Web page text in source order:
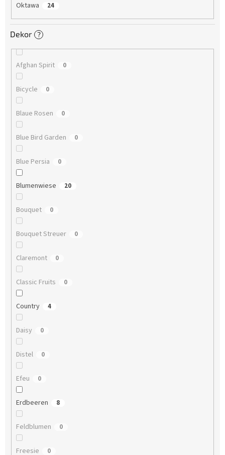
Oktawa 24
Dekor ?
Afghan Spirit 0
Bicycle 0
Blaue Rosen 0
Blue Bird Garden 0
Blue Persia 0
Blumenwiese 20
Bouquet 0
Bouquet Streuer 0
Claremont 0
Classic Fruits 0
Country 4
Daisy 0
Distel 0
Efeu 0
Erdbeeren 8
Feldblumen 0
Freesie 0